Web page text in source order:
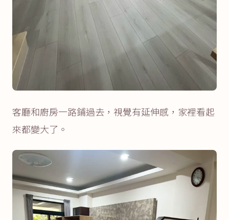
客廳和廚房一路鋪過去，視覺有延伸感，家裡看起
來都變大了。